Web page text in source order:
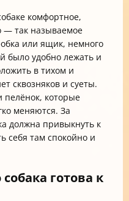
комфортное,
— так называемое
или ящик, немного
было удобно лежать и
в тихом и
сквозняков и суеты.
пелёнок, которые
меняются. За
должна привыкнуть к
себя там спокойно и
готова к